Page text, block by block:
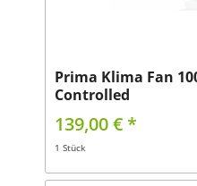
Prima Klima Fan
Controlled
139,00 € *
1 Stück